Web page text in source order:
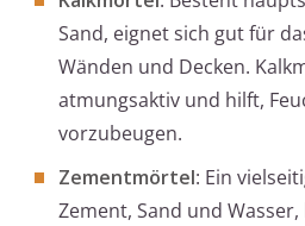
Sand, eignet sich gut für
Wänden und Decken.
atmungsaktiv und hilft,
vorzubeugen.
Zementmörtel: Ein
Zement, Sand und